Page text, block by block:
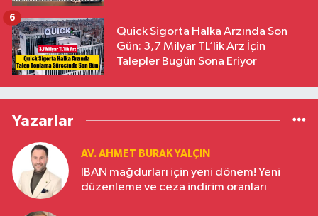
Quick Sigorta Halka Arzında Son
Gün: 3,7 Milyar TL’lik Arz İçin
Talepler Bugün Sona Eriyor
6
Yazarlar
AV. AHMET BURAK YALÇIN
IBAN mağdurları için yeni dönem! Yeni
düzenleme ve ceza indirim oranları